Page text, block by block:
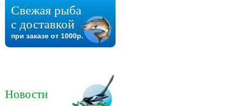
Свежая рыба
с доставкой
при заказе от 1000р.
Новости